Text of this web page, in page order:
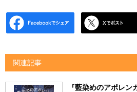
関連記事
『藍染めのアポレン